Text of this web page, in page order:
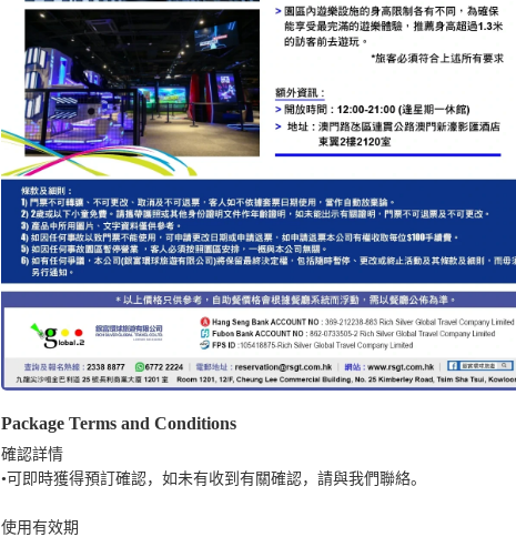
Package Terms and Conditions
確認詳情
•可即時獲得預訂確認，如未有收到有關確認，請與我們聯絡。
使用有效期